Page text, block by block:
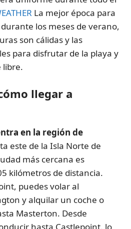
La mejor época para
los meses de verano,
son cálidas y las
para disfrutar de la playa y
libre.
llegar a
en la región de
este de la Isla Norte de
más cercana es
kilómetros de distancia.
puedes volar al
y alquilar un coche o
Masterton. Desde
hasta Castlepoint, lo